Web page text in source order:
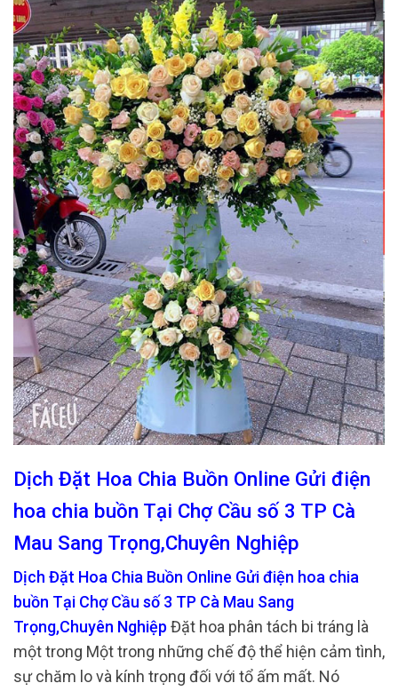
Dịch Đặt Hoa Chia Buồn Online Gửi điện
hoa chia buồn Tại Chợ Cầu số 3 TP Cà
Mau Sang Trọng,Chuyên Nghiệp
Dịch Đặt Hoa Chia Buồn Online Gửi điện hoa chia
buồn Tại Chợ Cầu số 3 TP Cà Mau Sang
Trọng,Chuyên Nghiệp Đặt hoa phân tách bi tráng là
một trong Một trong những chế độ thể hiện cảm tình,
sự chăm lo và kính trọng đối với tổ ấm mất. Nó